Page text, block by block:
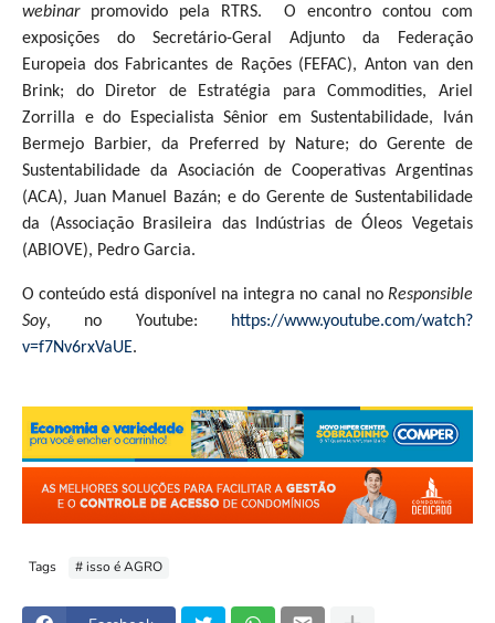
webinarpromovido pela RTRS. O encontro contou com
exposições do Secretário-Geral Adjunto da Federação
Europeia dos Fabricantes de Rações (FEFAC), Anton van den
Brink; do Diretor de Estratégia para Commodities, Ariel
Zorrilla e do Especialista Sênior em Sustentabilidade, Iván
Bermejo Barbier, da Preferred by Nature; do Gerente de
Sustentabilidade da Asociación de Cooperativas Argentinas
(ACA), Juan Manuel Bazán; e do Gerente de Sustentabilidade
da (Associação Brasileira das Indústrias de Óleos Vegetais
(ABIOVE), Pedro Garcia.
O conteúdo está disponível na integra no canal no Responsible
Soy, no Youtube:
https://www.youtube.com/watch?
v=f7Nv6rxVaUE.
Tags # isso é AGRO